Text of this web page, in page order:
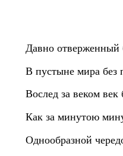
Давно отверженный
В пустыне мира без
Вослед за веком век
Как за минутою
Однообразной